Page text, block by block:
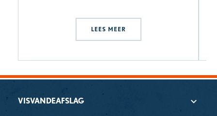
LEES MEER
VISVANDEAFSLAG